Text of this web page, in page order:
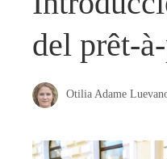
del prêt-
Otilia Adame